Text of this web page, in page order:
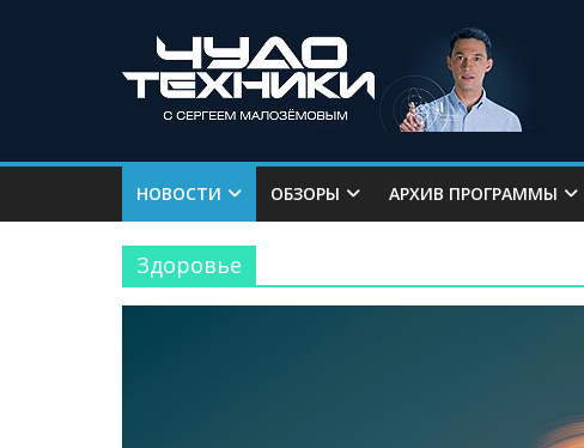
НОВОСТИ ОБЗОРЫ АРХИВ ПРОГРАММЫ
Здоровье